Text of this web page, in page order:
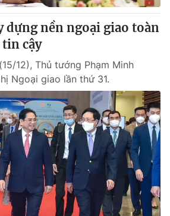
dựng nền ngoại giao toàn
cậy
12), Thủ tướng Phạm Minh
Ngoại giao lần thứ 31.